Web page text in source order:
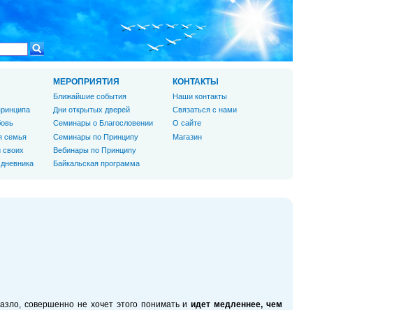
совершенно не хочет этого понимать иидет медленнее, чем
семья
своих
МЕРОПРИЯТИЯ
Ближайшие события
Дни открытых дверей
Семинары о Благословении
Семинары по Принципу
Вебинары по Принципу
Байкальская программа
КОНТАКТЫ
Наши контакты
Связаться с нами
О сайте
Магазин